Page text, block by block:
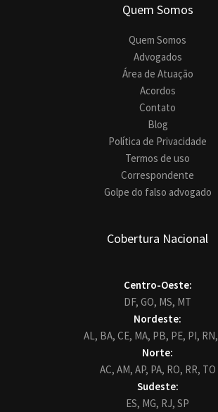
Quem Somos
Quem Somos
Advogados
Área de Atuação
Acordos
Contato
Blog
Política de Privacidade
Termos de uso
Correspondente
Golpe do falso advogado
Cobertura Nacional
Centro-Oeste:
DF, GO, MS, MT
Nordeste:
AL, BA, CE, MA, PB, PE, PI, RN,
Norte:
AC, AM, AP, PA, RO, RR, TO
Sudeste:
ES, MG, RJ, SP